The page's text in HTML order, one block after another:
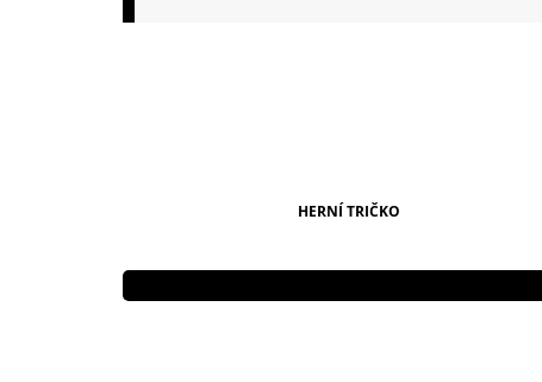
HERNÍ TRIČKO